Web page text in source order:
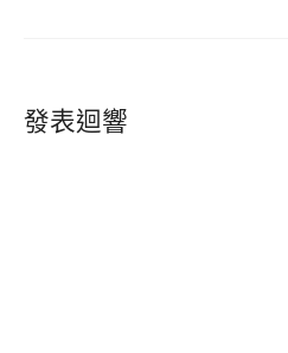
發表迴響